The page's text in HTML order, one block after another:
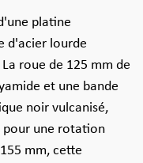
platine
d'acier lourde
roue de 125 mm de
et une bande
noir vulcanisé,
pour une rotation
mm, cette